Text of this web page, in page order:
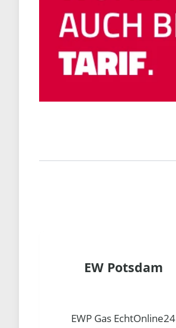
EW Potsdam
EWP Gas EchtOnline24